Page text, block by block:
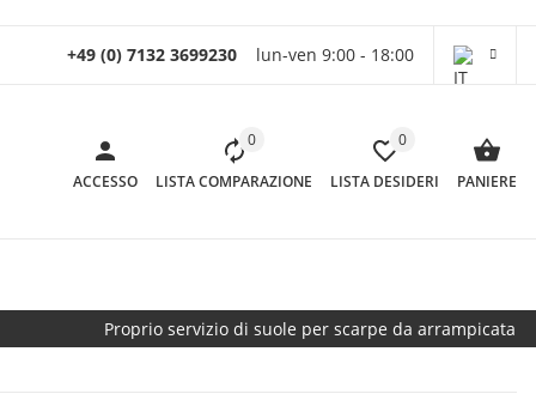
+49 (0) 7132 3699230 lun-ven 9:00 - 18:00
ACCESSO
0
LISTA COMPARAZIONE
0
LISTA DESIDERI PANIERE
Proprio servizio di suole per scarpe da arrampicata